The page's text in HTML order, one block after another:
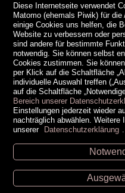
Unsere
Retz -
Diese Internetseite verwendet
Matomo (ehemals Piwik) für
einige Cookies uns helfen, die
Website zu verbessern oder
sind andere für bestimmte
notwendig. Sie können selbst
Cookies zustimmen. Sie
per Klick auf die Schaltfläche
individuelle Auswahl treffen
auf die Schaltfläche
Bereich unserer
Einstellungen jederzeit wieder
nachträglich abwählen. Weitere
unserer Datenschutzerklärung